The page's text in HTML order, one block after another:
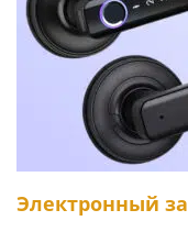
Электронный